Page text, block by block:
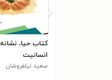
کتاب حیا، نشانه
انسانیت
سعید نیلفروشان